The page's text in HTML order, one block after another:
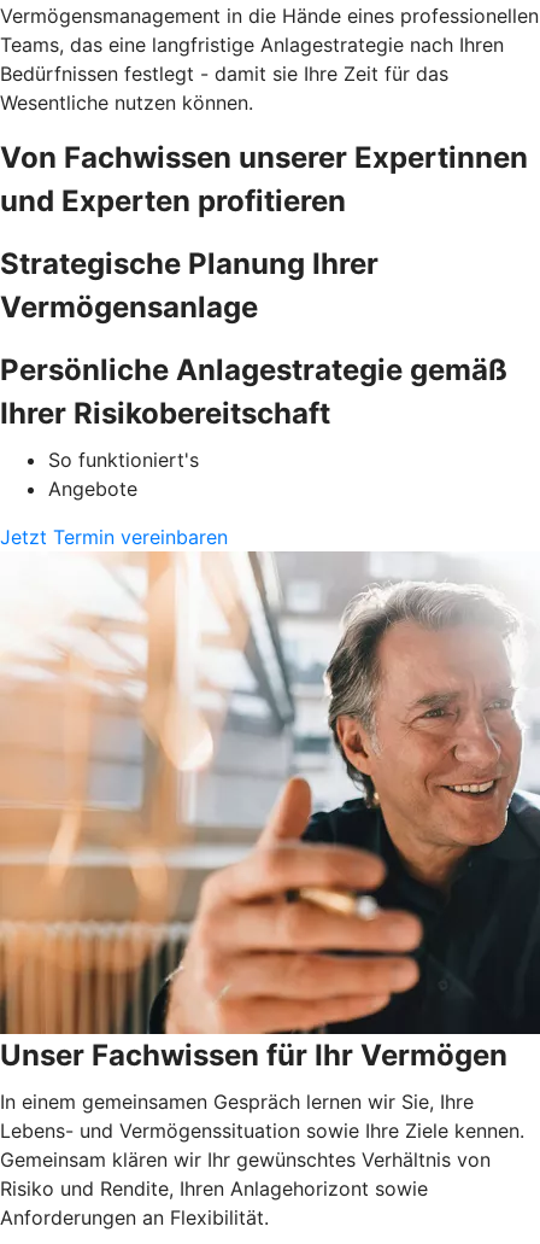
Vermögensmanagement in die Hände eines professionellen
Teams, das eine langfristige Anlagestrategie nach Ihren
Bedürfnissen festlegt - damit sie Ihre Zeit für das
Wesentliche nutzen können.
Von Fachwissen unserer Expertinnen
und Experten profitieren
Strategische Planung Ihrer
Vermögensanlage
Persönliche Anlagestrategie gemäß
Ihrer Risikobereitschaft
So funktioniert's
Angebote
Jetzt Termin vereinbaren
Unser Fachwissen für Ihr Vermögen
In einem gemeinsamen Gespräch lernen wir Sie, Ihre
Lebens- und Vermögenssituation sowie Ihre Ziele kennen.
Gemeinsam klären wir Ihr gewünschtes Verhältnis von
Risiko und Rendite, Ihren Anlagehorizont sowie
Anforderungen an Flexibilität.